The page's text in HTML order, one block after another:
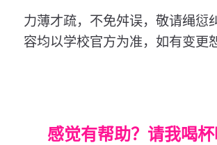
力薄才疏，不免舛误，敬请绳愆
容均以学校官方为准，如有变更
感觉有帮助？请我喝